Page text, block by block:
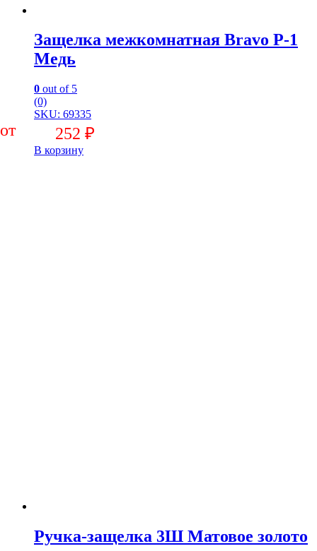
Защелка межкомнатная Bravo P-1
Медь
0 out of 5
(0)
SKU: 69335
252 ₽
В корзину
Ручка-защелка 3Ш Матовое золото